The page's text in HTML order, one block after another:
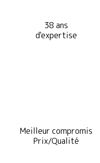
38 ans
d'expertise
Meilleur compromis
Prix/Qualité